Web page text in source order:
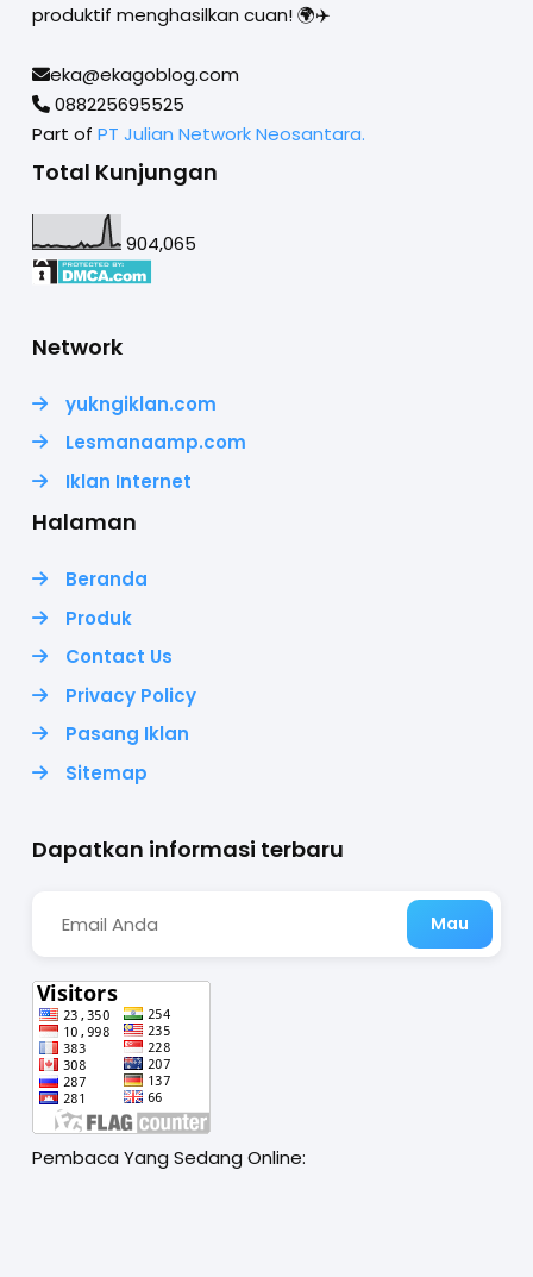
produktif menghasilkan cuan! 🌍✈️
eka@ekagoblog.com
088225695525
Part of PT Julian Network Neosantara.
Total Kunjungan
904,065
Network
yukngiklan.com
Lesmanaamp.com
Iklan Internet
Halaman
Beranda
Produk
Contact Us
Privacy Policy
Pasang Iklan
Sitemap
Dapatkan informasi terbaru
Pembaca Yang Sedang Online: